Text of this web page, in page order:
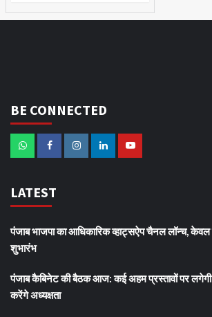
BE CONNECTED
LATEST
पंजाब भाजपा का आधिकारिक व्हाट्सऐप चैनल लॉन्च, केवल
शुभारंभ
पंजाब कैबिनेट की बैठक आज: कई अहम प्रस्तावों पर
करेंगे अध्यक्षता